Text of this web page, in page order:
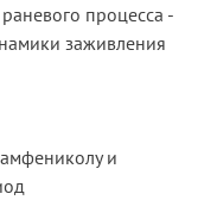
процесса -
заживления
и